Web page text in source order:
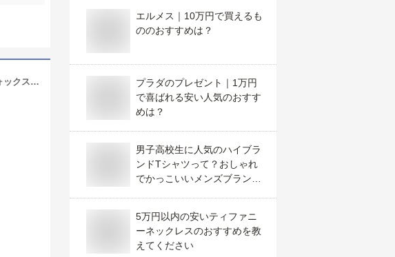
【国内正規品】プラダ サングラス アジアンフィット PRADA PR 01YSF 08V08I 56サイズ フォックス ユニセックス メンズ レディース 大きめサイズ ビッグシルエット
エルメス｜10万円で買えるも
ののおすすめは？
プラダのプレゼント｜1万円
で喜ばれる安い人気のおすす
めは？
男子高校生に人気のハイブラ
ンドTシャツって？おしゃれ
でかっこいいメンズブランド
5万円以内の安いティファニ
ーネックレスのおすすめを教
えてください